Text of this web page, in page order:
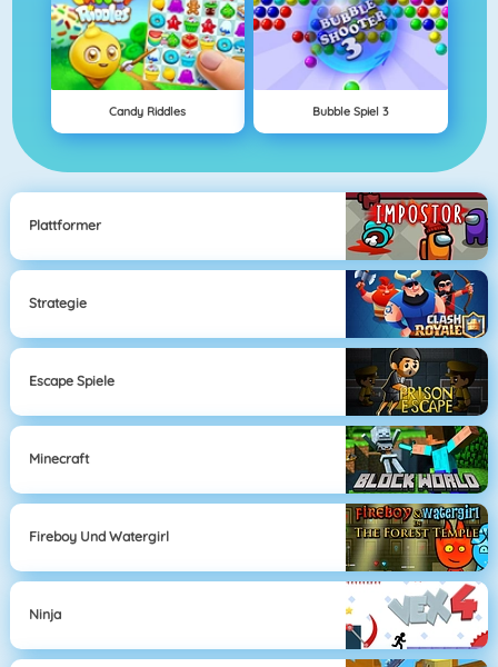
Candy Riddles Bubble Spiel 3
Plattformer
Strategie
Escape Spiele
Minecraft
Fireboy Und Watergirl
Ninja